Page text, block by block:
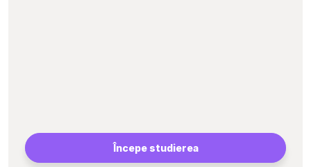
Începe studierea